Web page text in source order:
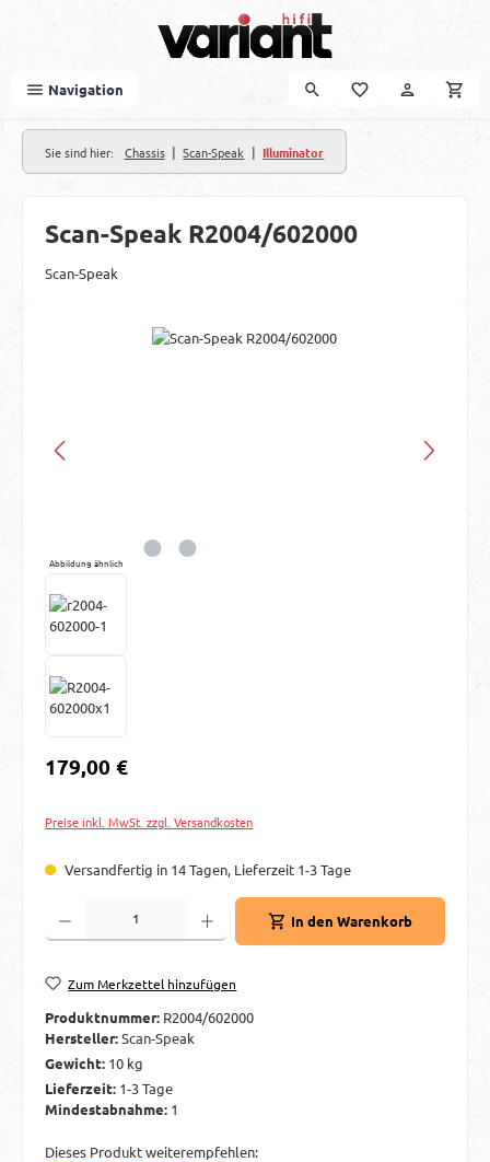
Navigation
Sie sind hier: Chassis | Scan-Speak | Illuminator
Scan-Speak R2004/602000
Scan-Speak
Bildergalerie überspringen
Abbildung ähnlich
Regulärer Preis:
179,00 €
Preise inkl. MwSt. zzgl. Versandkosten
Versandfertig in 14 Tagen, Lieferzeit 1-3 Tage
Produkt Anzahl: Gib den gewünschten Wert ein oder benutze die Schaltflächen
In den Warenkorb
Zum Merkzettel hinzufügen
Produktnummer: R2004/602000
Hersteller:Scan-Speak
Gewicht: 10 kg
Lieferzeit: 1-3 Tage
Mindestabnahme: 1
Dieses Produkt weiterempfehlen: